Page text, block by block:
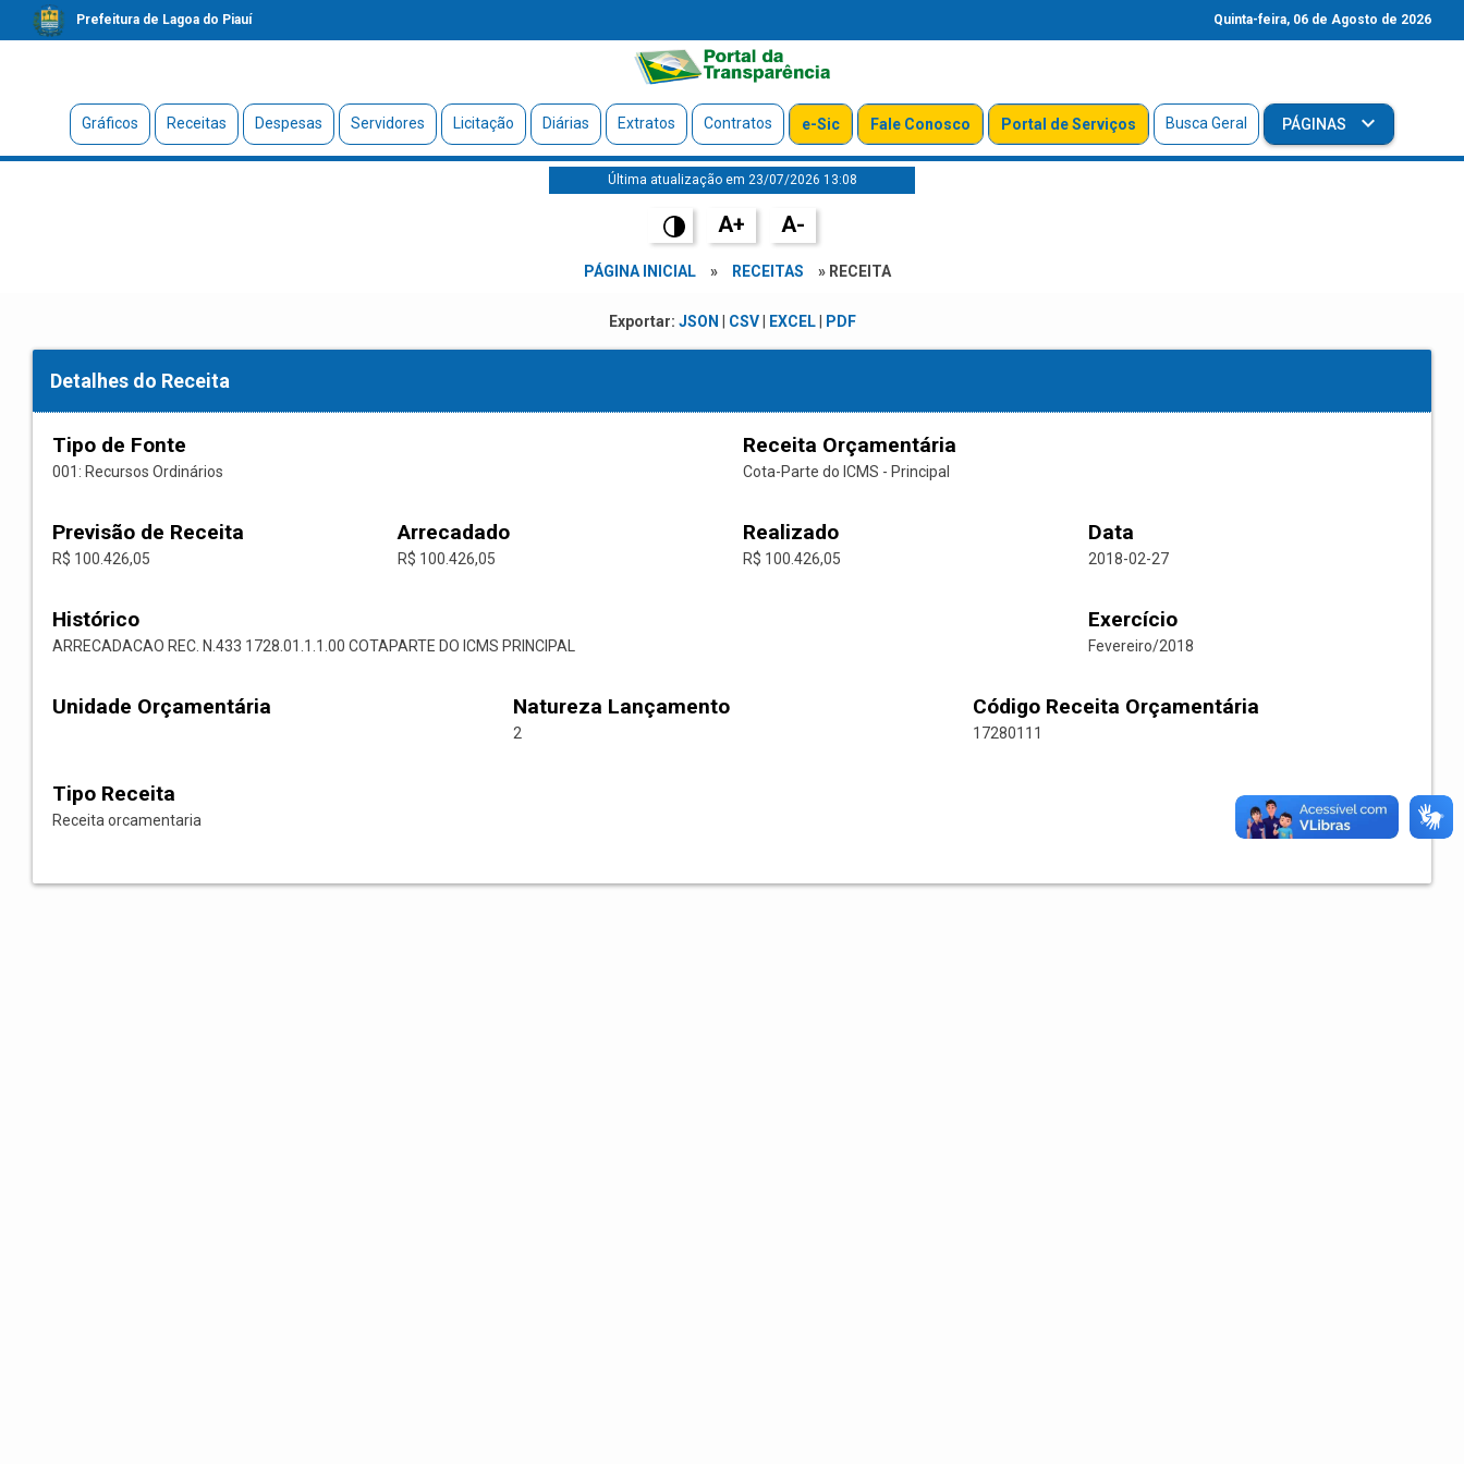
Prefeitura de Lagoa do Piauí Quinta-feira, 06 de Agosto de 2026
Gráficos Receitas Despesas Servidores Licitação Diárias Extratos Contratos e-Sic Fale Conosco Portal de Serviços Busca Geral PÁGINAS
Última atualização em 23/07/2026 13:08
A+ A-
PÁGINA INICIAL » RECEITAS » RECEITA
Exportar: JSON CSV| EXCEL| PDF
Detalhes do Receita
Tipo de Fonte
001: Recursos Ordinários
Receita Orçamentária
Cota-Parte do ICMS - Principal
Previsão de Receita
R$ 100.426,05
Arrecadado
R$ 100.426,05
Realizado
R$ 100.426,05
Data
2018-02-27
Histórico
ARRECADACAO REC. N.433 1728.01.1.1.00 COTAPARTE DO ICMS PRINCIPAL
Exercício
Fevereiro/2018
Unidade Orçamentária Natureza Lançamento
2
Código Receita Orçamentária
17280111
Tipo Receita
Receita orcamentaria